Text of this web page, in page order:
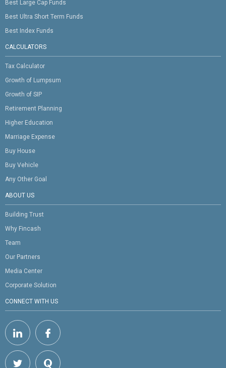
Best Large Cap Funds
Best Ultra Short Term Funds
Best Index Funds
CALCULATORS
Tax Calculator
Growth of Lumpsum
Growth of SIP
Retirement Planning
Higher Education
Marriage Expense
Buy House
Buy Vehicle
Any Other Goal
ABOUT US
Building Trust
Why Fincash
Team
Our Partners
Media Center
Corporate Solution
CONNECT WITH US